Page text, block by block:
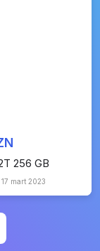
256 GB
17 mart 2023